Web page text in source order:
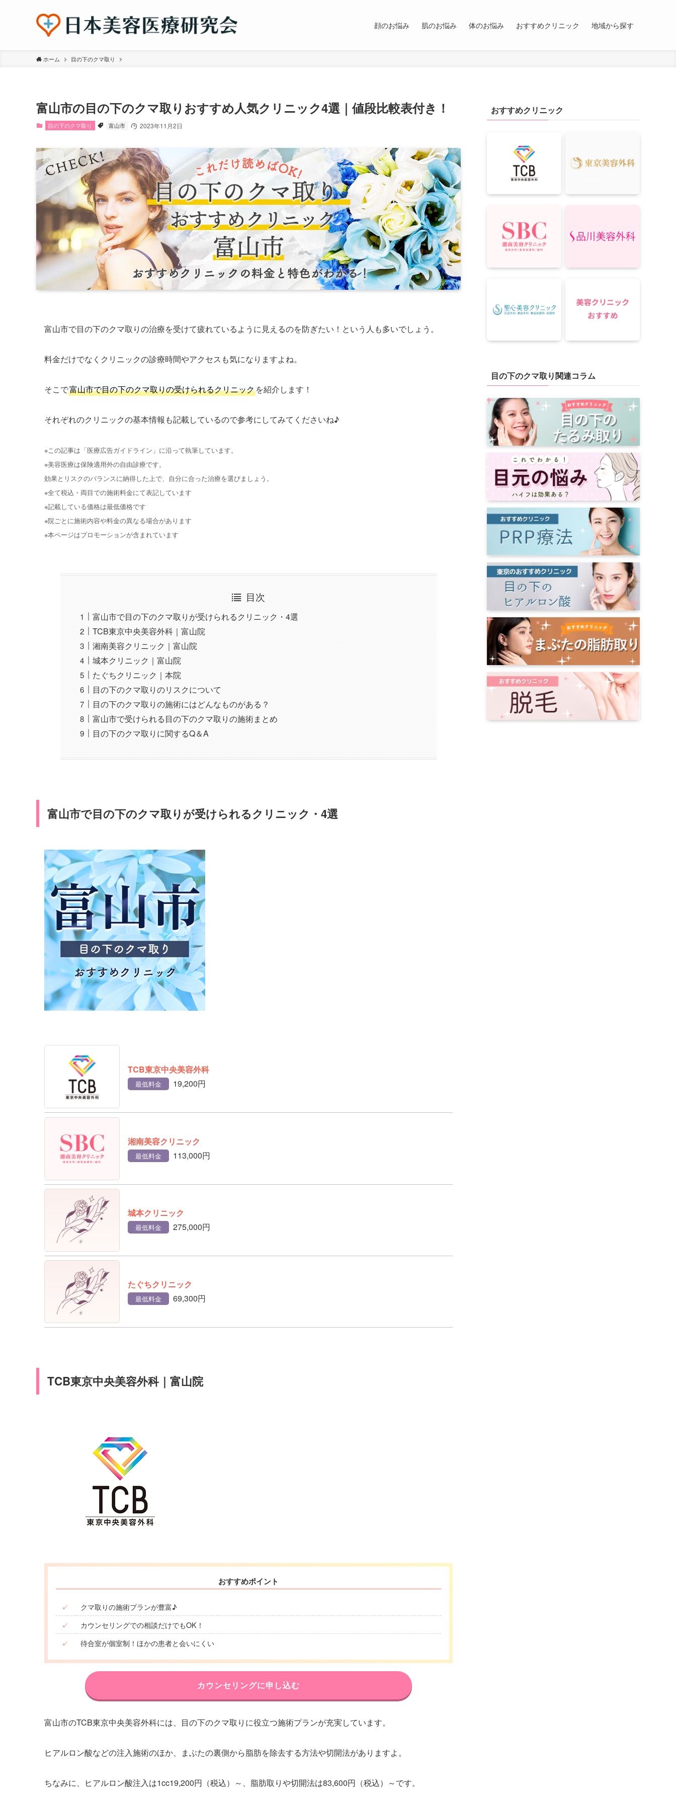
顔のお悩み 肌のお悩み 体のお悩み おすすめクリニック 地域から探す
ホーム 目の下のクマ取り
富山市の目の下のクマ取りおすすめ人気クリニック4選｜値段比較表付き！
目の下のクマ取り 富山市 2023年11月2日
富山市で目の下のクマ取りの治療を受けて疲れているように見えるのを防ぎたい！という人も多いでしょう。
料金だけでなくクリニックの診療時間やアクセスも気になりますよね。
そこで富山市で目の下のクマ取りの受けられるクリニックを紹介します！
それぞれのクリニックの基本情報も記載しているので参考にしてみてくださいね♪
※この記事は「医療広告ガイドライン」に沿って執筆しています。
※美容医療は保険適用外の自由診療です。
効果とリスクのバランスに納得した上で、自分に合った治療を選びましょう。
※全て税込・両目での施術料金にて表記しています
※記載している価格は最低価格です
※院ごとに施術内容や料金の異なる場合があります
※本ページはプロモーションが含まれています
目次
富山市で目の下のクマ取りが受けられるクリニック・4選
TCB東京中央美容外科｜富山院
湘南美容クリニック｜富山院
城本クリニック｜富山院
たぐちクリニック｜本院
目の下のクマ取りのリスクについて
目の下のクマ取りの施術にはどんなものがある？
富山市で受けられる目の下のクマ取りの施術まとめ
目の下のクマ取りに関するQ＆A
富山市で目の下のクマ取りが受けられるクリニック・4選
TCB東京中央美容外科
最低料金 19,200円
湘南美容クリニック
最低料金 113,000円
城本クリニック
最低料金 275,000円
たぐちクリニック
最低料金 69,300円
TCB東京中央美容外科｜富山院
おすすめポイント
✓
クマ取りの施術プランが豊富♪
✓
カウンセリングでの相談だけでもOK！
✓
待合室が個室制！ほかの患者と会いにくい
カウンセリングに申し込む
富山市のTCB東京中央美容外科には、目の下のクマ取りに役立つ施術プランが充実しています。
ヒアルロン酸などの注入施術のほか、まぶたの裏側から脂肪を除去する方法や切開法がありますよ。
ちなみに、ヒアルロン酸注入は1cc19,200円（税込）～、脂肪取りや切開法は83,600円（税込）～です。
おすすめクリニック
目の下のクマ取り関連コラム